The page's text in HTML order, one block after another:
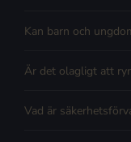
Kan barn och
Är det olagligt att
Vad är